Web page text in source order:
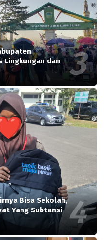
Lingkungan dan
Bisa Sekolah,
Yang Subtansi